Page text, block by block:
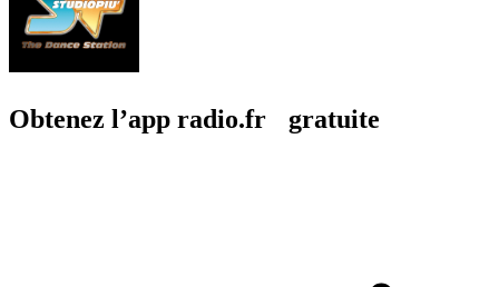
Obtenez l’app radio.fr gratuite